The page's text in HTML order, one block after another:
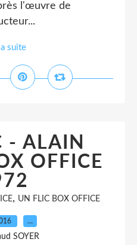
l'œuvre de
suite
- ALAIN
OFFICE
, UN FLIC BOX OFFICE
…
SOYER